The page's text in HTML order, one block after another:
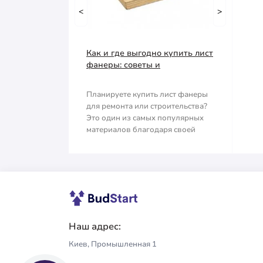
Полипропиленовый мешок
Сетка абразивная
Строительный скотч
Губки для шлифования
Кельма
Коронки
Метла
Емкость строительная
Тачка строительная
Как и где выгодно купить лист
фанеры: советы и
Планируете купить лист фанеры
для ремонта или строительства?
Это один из самых популярных
материалов благодаря своей
< >
Наш адрес:
Киев, Промышленная 1